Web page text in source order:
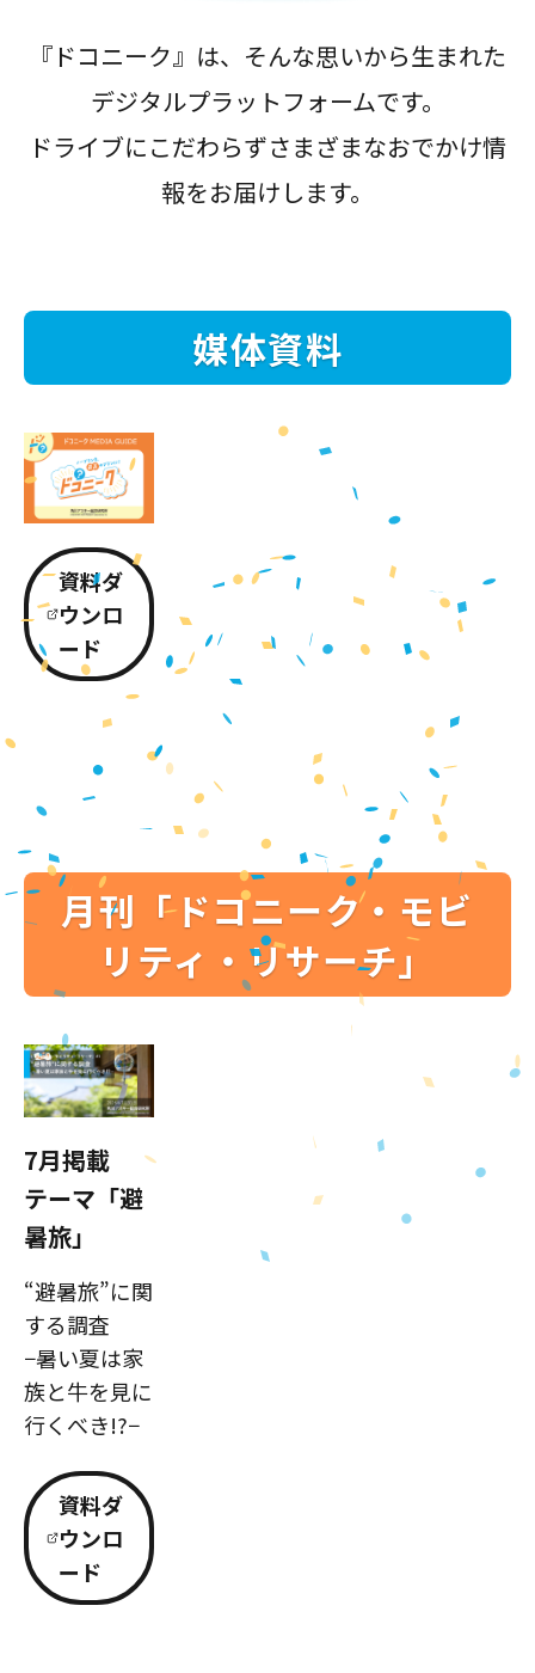
『ドコニーク』は、そんな思いから生まれた
デジタルプラットフォームです。
ドライブにこだわらずさまざまなおでかけ情
報をお届けします。
媒体資料
資料ダ
ウンロ
ード
月刊「ドコニーク・モビ
リティ・リサーチ」
7月掲載
テーマ「避
暑旅」
“避暑旅”に関
する調査
−暑い夏は家
族と牛を見に
行くべき!?−
資料ダ
ウンロ
ード